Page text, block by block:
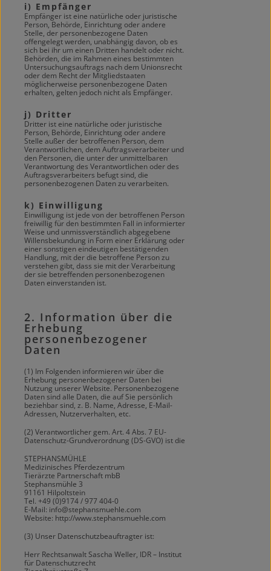
i) Empfänger
Empfänger ist eine natürliche oder juristische
Person, Behörde, Einrichtung oder andere
Stelle, der personenbezogene Daten
offengelegt werden, unabhängig davon, ob es
sich bei ihr um einen Dritten handelt oder nicht.
Behörden, die im Rahmen eines bestimmten
Untersuchungsauftrags nach dem Unionsrecht
oder dem Recht der Mitgliedstaaten
möglicherweise personenbezogene Daten
erhalten, gelten jedoch nicht als Empfänger.
j) Dritter
Dritter ist eine natürliche oder juristische
Person, Behörde, Einrichtung oder andere
Stelle außer der betroffenen Person, dem
Verantwortlichen, dem Auftragsverarbeiter und
den Personen, die unter der unmittelbaren
Verantwortung des Verantwortlichen oder des
Auftragsverarbeiters befugt sind, die
personenbezogenen Daten zu verarbeiten.
k) Einwilligung
Einwilligung ist jede von der betroffenen Person
freiwillig für den bestimmten Fall in informierter
Weise und unmissverständlich abgegebene
Willensbekundung in Form einer Erklärung oder
einer sonstigen eindeutigen bestätigenden
Handlung, mit der die betroffene Person zu
verstehen gibt, dass sie mit der Verarbeitung
der sie betreffenden personenbezogenen
Daten einverstanden ist.
2. Information über die
Erhebung
personenbezogener
Daten
(1) Im Folgenden informieren wir über die
Erhebung personenbezogener Daten bei
Nutzung unserer Website. Personenbezogene
Daten sind alle Daten, die auf Sie persönlich
beziehbar sind, z. B. Name, Adresse, E-Mail-
Adressen, Nutzerverhalten, etc.
(2) Verantwortlicher gem. Art. 4 Abs. 7 EU-
Datenschutz-Grundverordnung (DS-GVO) ist die
STEPHANSMÜHLE
Medizinisches Pferdezentrum
Tierärzte Partnerschaft mbB
Stephansmühle 3
91161 Hilpoltstein
Tel. +49 (0)9174 / 977 404-0
E-Mail: info@stephansmuehle.com
Website: http://www.stephansmuehle.com
(3) Unser Datenschutzbeauftragter ist:
Herr Rechtsanwalt Sascha Weller, IDR – Institut
für Datenschutzrecht